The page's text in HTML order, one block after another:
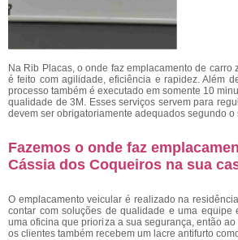
Na Rib Placas, o onde faz emplacamento de carro
é feito com agilidade, eficiência e rapidez. Além
processo também é executado em somente 10
qualidade de 3M. Esses serviços servem para
devem ser obrigatoriamente adequados segundo o
Fazemos o onde faz
Cássia dos Coqueiros na sua
O emplacamento veicular é realizado na
contar com soluções de qualidade e uma equipe
uma oficina que prioriza a sua segurança, então
os clientes também recebem um lacre antifurto